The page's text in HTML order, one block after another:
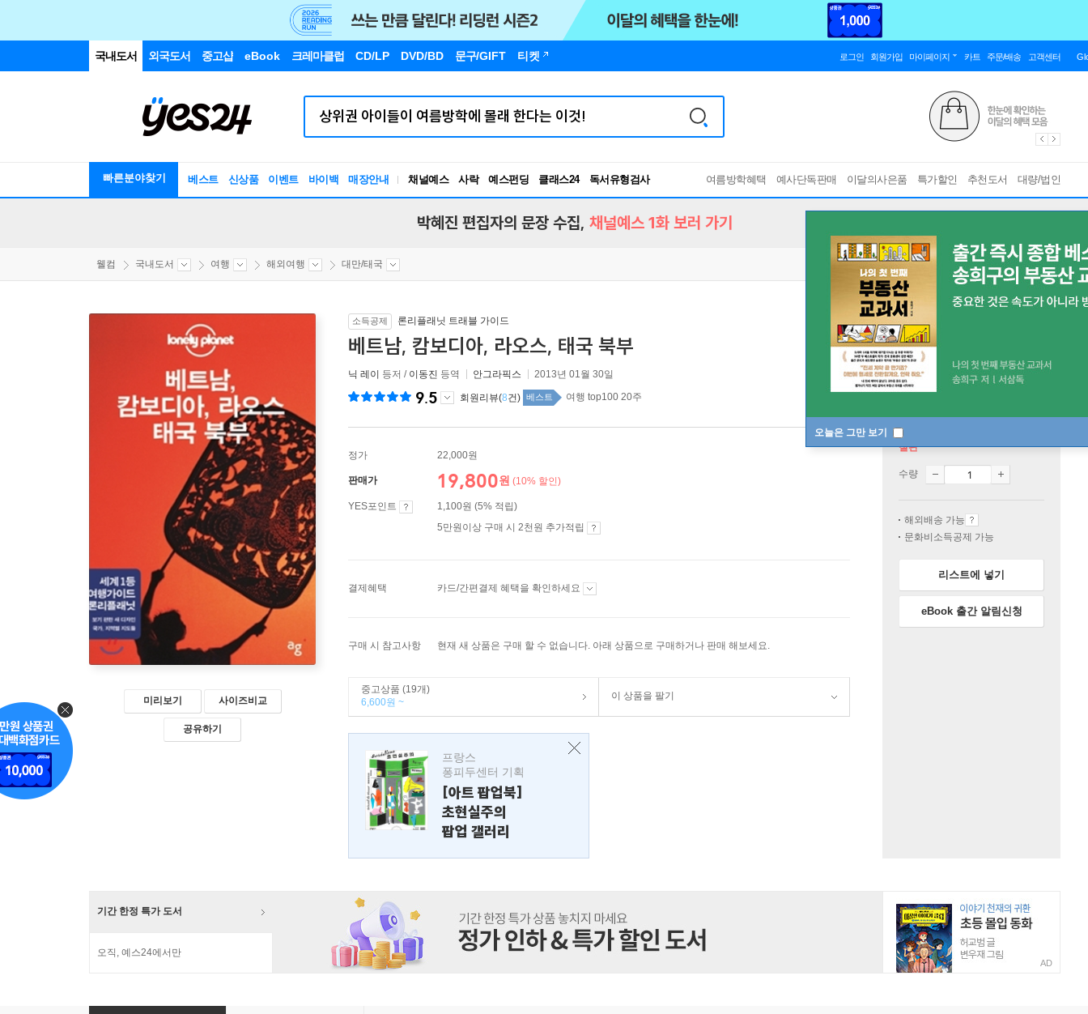
국내도서 외국도서 중고샵 eBook 크레마클럽 CD/LP DVD/BD 문구/GIFT 티켓 로그인 회원가입 마이페이지 카트 주문/배송 고객센터
빠른분야찾기 베스트 신상품 이벤트 바이백 매장안내 채널예스 사락 예스펀딩 클래스24
독서유형검사
RBTI Lab
여름방학혜택 예사단독판매 이달의사은품 특가할인 추천도서 대량/법인
오늘은 그만 보기
박혜진 편집자의 문장 수집, 채널예스 1화 보러 가기
웰컴 국내도서 여행 해외여행 대만/태국
미리보기 사이즈비교
공유하기
소득공제 론리플래닛 트래블 가이드
베트남, 캄보디아, 라오스, 태국 북부
닉 레이 등저 / 이동진 등역 안그라픽스 2013년 01월 30일
9.5 회원리뷰(8건) 베스트 여행 top100 20주
정가 22,000원
판매가 19,800원 (10% 할인)
YES포인트
1,100원 (5% 적립)
5만원이상 구매 시 2천원 추가적립
결제혜택 카드/간편결제 혜택을 확인하세요
구매 시 참고사항 현재 새 상품은 구매 할 수 없습니다. 아래 상품으로 구매하거나 판매 해보세요.
중고상품 (19개)
6,600원 ~
이 상품을 팔기
프랑스
퐁피두센터 기획
[아트 팝업북]
초현실주의
팝업 갤러리
절판
수량
해외배송 가능
문화비소득공제 가능
리스트에 넣기
eBook 출간 알림신청
기간 한정 특가 도서
오직, 예스24에서만
AD